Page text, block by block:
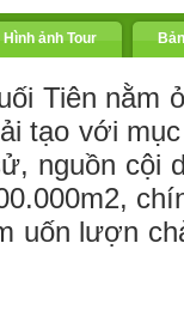
Hình ảnh Tour
Tiên nằm
tạo với
nguồn cội
uốn lượn